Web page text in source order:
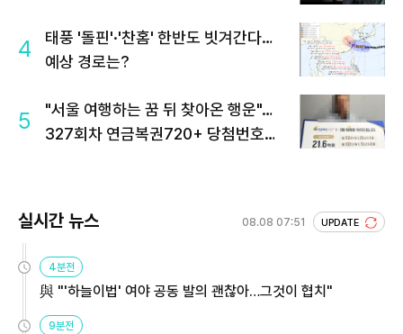
4
태풍 '돌핀'·'찬홈' 한반도 빗겨간다…
예상 경로는?
5
"서울 여행하는 꿈 뒤 찾아온 행운"…
327회차 연금복권720+ 당첨번호조
실시간 뉴스 08.08 07:51 UPDATE
4분전
與 "'하늘이법' 여야 공동 발의 괜찮아…그것이 협치"
9분전